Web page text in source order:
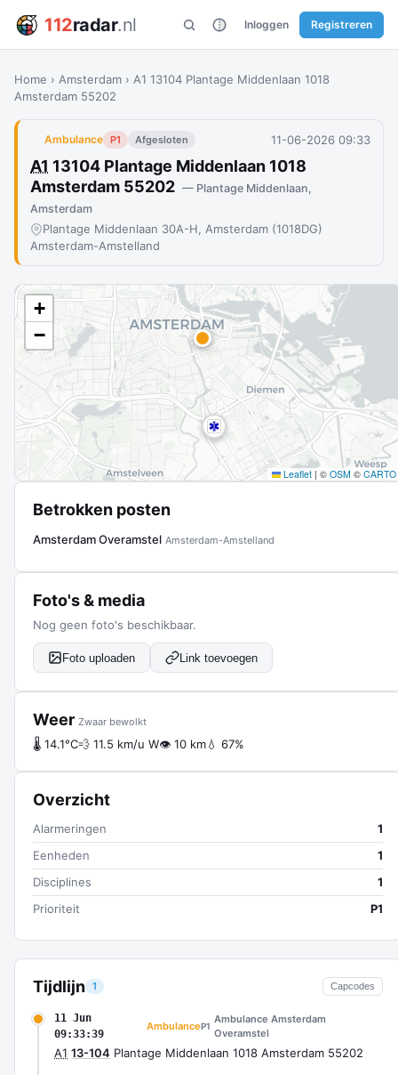
112radar.nl Inloggen Registreren
Home › Amsterdam › A1 13104 Plantage Middenlaan 1018
Amsterdam 55202
Ambulance P1 Afgesloten 11-06-2026 09:33
A1 13104 Plantage Middenlaan 1018
Amsterdam 55202 — Plantage Middenlaan,
Amsterdam
Plantage Middenlaan 30A-H, Amsterdam (1018DG)
Amsterdam-Amstelland
Tijdlijn 1 Capcodes
11 Jun
09:33:39
AmbulanceP1
Ambulance Amsterdam
Overamstel
A1 13-104 Plantage Middenlaan 1018 Amsterdam 55202
+
−
Leaflet | © OSM © CARTO
Betrokken posten
Amsterdam Overamstel Amsterdam-Amstelland
Foto's & media
Nog geen foto's beschikbaar.
Foto uploaden Link toevoegen
Weer Zwaar bewolkt
🌡 14.1°C💨 11.5 km/u W👁 10 km💧 67%
Overzicht
Alarmeringen
1
Eenheden
1
Disciplines
1
Prioriteit
P1